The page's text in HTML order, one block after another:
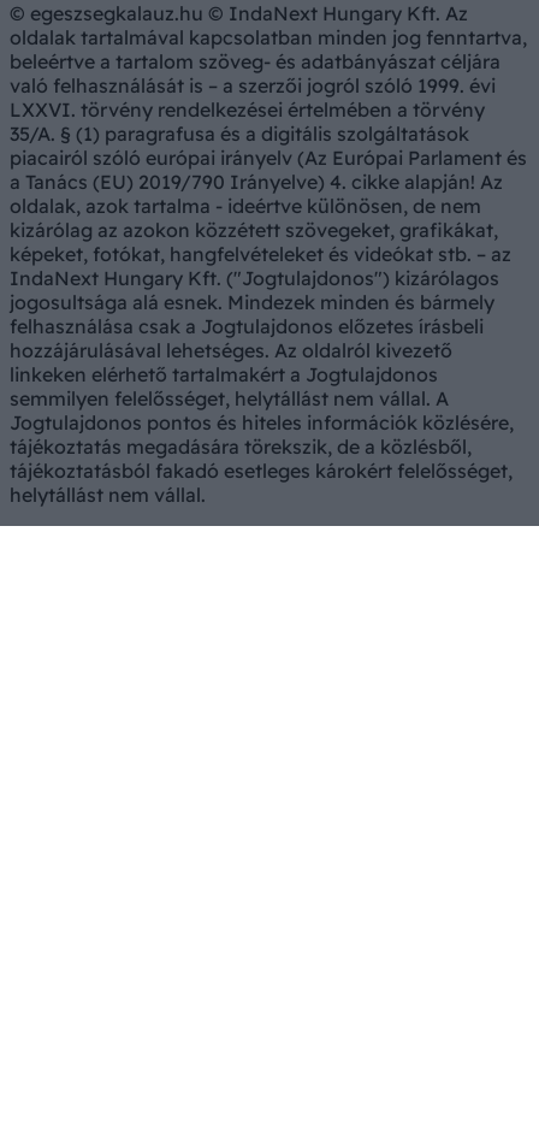
© egeszsegkalauz.hu © IndaNext Hungary Kft. Az
oldalak tartalmával kapcsolatban minden jog fenntartva,
beleértve a tartalom szöveg- és adatbányászat céljára
való felhasználását is – a szerzői jogról szóló 1999. évi
LXXVI. törvény rendelkezései értelmében a törvény
35/A. § (1) paragrafusa és a digitális szolgáltatások
piacairól szóló európai irányelv (Az Európai Parlament és
a Tanács (EU) 2019/790 Irányelve) 4. cikke alapján! Az
oldalak, azok tartalma - ideértve különösen, de nem
kizárólag az azokon közzétett szövegeket, grafikákat,
képeket, fotókat, hangfelvételeket és videókat stb. – az
IndaNext Hungary Kft. ("Jogtulajdonos") kizárólagos
jogosultsága alá esnek. Mindezek minden és bármely
felhasználása csak a Jogtulajdonos előzetes írásbeli
hozzájárulásával lehetséges. Az oldalról kivezető
linkeken elérhető tartalmakért a Jogtulajdonos
semmilyen felelősséget, helytállást nem vállal. A
Jogtulajdonos pontos és hiteles információk közlésére,
tájékoztatás megadására törekszik, de a közlésből,
tájékoztatásból fakadó esetleges károkért felelősséget,
helytállást nem vállal.